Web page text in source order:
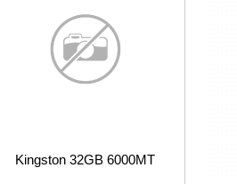
Kingston 32GB 6000MT